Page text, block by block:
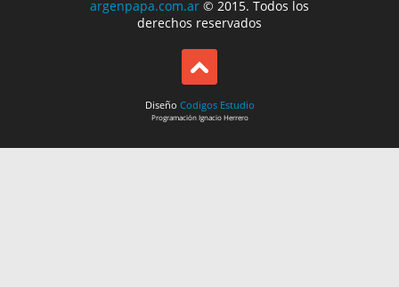
argenpapa.com.ar © 2015. Todos los
derechos reservados
Diseño Codigos Estudio
ProgramaciónIgnacio Herrero